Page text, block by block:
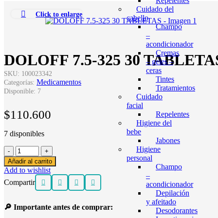
Cuidado del
cabello
Champo
–
acondicionador
Cremas
– geles –
ceras
Tintes
Tratamientos
Cuidado
facial
Repelentes
Higiene del
bebe
Jabones
Higiene
personal
Champo
–
acondicionador
Depilación
y afeitado
Desodorantes
Click to enlarge
DOLOFF 7.5-325 30
SKU: 100023342
Categorías: Medicamentos
Disponible: 7
$110.600
7 disponibles
DOLOFF
7.5-
325
30
TABLETAS
cantidad
Añadir al carrito
Add to wishlist
Compartir
🔎 Importante antes de comprar: